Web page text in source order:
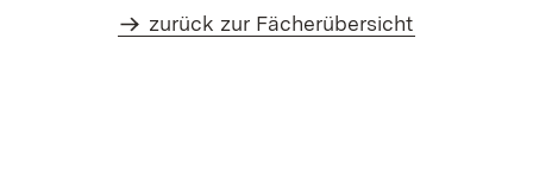
zurück zur Fächerübersicht